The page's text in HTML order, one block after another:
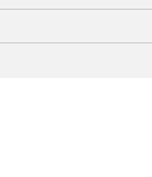
envolve
de